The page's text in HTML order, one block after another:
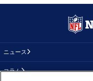
ニュース
コラム